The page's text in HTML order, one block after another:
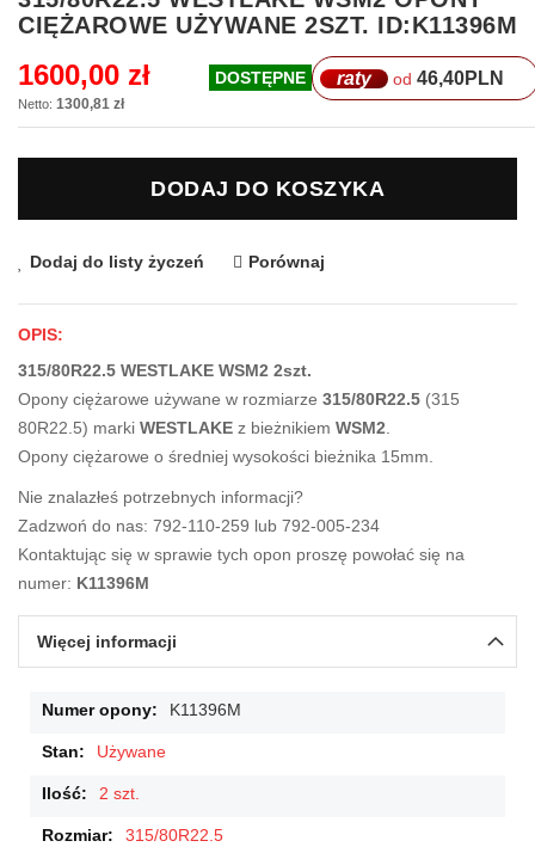
na
początek
CIĘŻAROWE UŻYWANE 2SZT. ID:K11396M
1600,00 zł
1300,81 zł
DOSTĘPNE raty od 46,40PLN
DODAJ DO KOSZYKA
Dodaj do listy życzeń Porównaj
OPIS:
315/80R22.5 WESTLAKE WSM2 2szt.
Opony ciężarowe używane w rozmiarze 315/80R22.5 (315
80R22.5) marki WESTLAKE z bieżnikiem WSM2.
Opony ciężarowe o średniej wysokości bieżnika 15mm.
Nie znalazłeś potrzebnych informacji?
Zadzwoń do nas: 792-110-259 lub 792-005-234
Kontaktując się w sprawie tych opon proszę powołać się na
numer: K11396M
Więcej informacji
Więcej
K11396M
Używane
2 szt.
315/80R22.5